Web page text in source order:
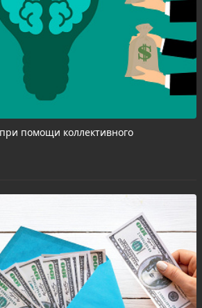
помощи коллективного